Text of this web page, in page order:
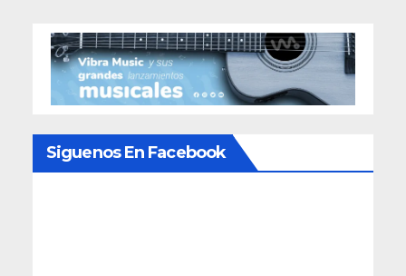
Siguenos En Facebook